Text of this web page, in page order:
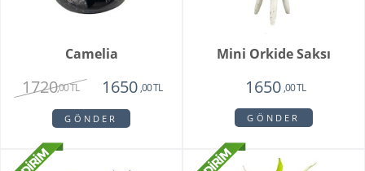
Camelia
1720,00 TL 1650,00 TL
GÖNDER
Mini Orkide Saksı
1650,00 TL
GÖNDER